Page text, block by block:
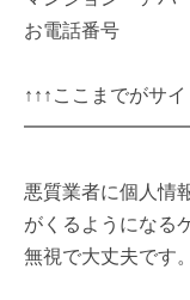
お電話番号
↑↑↑ここまでがサ
悪質業者に個人情
がくるようになる
無視で大丈夫です。